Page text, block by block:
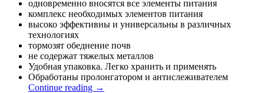
одновременно вносятся все элементы питания
комплекс необходимых элементов питания
высоко эффективны и универсальны в различных
технологиях
тормозят обеднение почв
не содержат тяжелых металлов
Удобная упаковка. Легко хранить и применять
Обработаны пролонгатором и антислеживателем
Continue reading →